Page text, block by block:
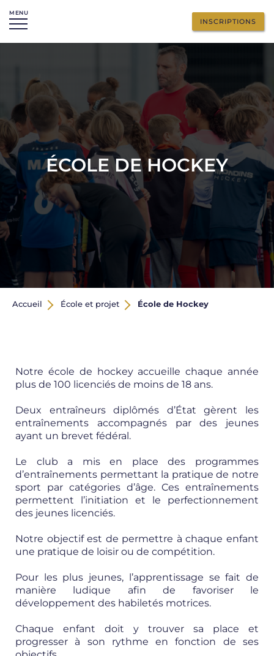
MENU
INSCRIPTIONS
ÉCOLE DE HOCKEY
Accueil École et projet École de Hockey
Notre école de hockey accueille chaque année
plus de 100 licenciés de moins de 18 ans.
Deux entraîneurs diplômés d’État gèrent les
entraînements accompagnés par des jeunes
ayant un brevet fédéral.
Le club a mis en place des programmes
d’entraînements permettant la pratique de notre
sport par catégories d’âge. Ces entraînements
permettent l’initiation et le perfectionnement
des jeunes licenciés.
Notre objectif est de permettre à chaque enfant
une pratique de loisir ou de compétition.
Pour les plus jeunes, l’apprentissage se fait de
manière ludique afin de favoriser le
développement des habiletés motrices.
Chaque enfant doit y trouver sa place et
progresser à son rythme en fonction de ses